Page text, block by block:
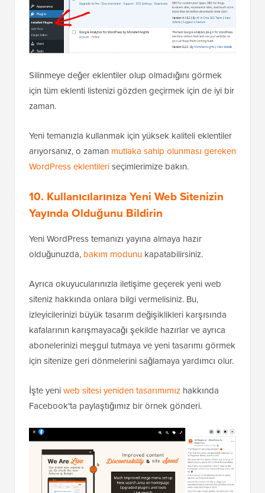
Silinmeye değer eklentiler olup olmadığını görmek
için tüm eklenti listenizi gözden geçirmek için de iyi bir
zaman.
Yeni temanızla kullanmak için yüksek kaliteli eklentiler
arıyorsanız, o zaman mutlaka sahip olunması gereken
WordPress eklentileriseçimlerimize bakın.
10. Kullanıcılarınıza Yeni Web Sitenizin
Yayında Olduğunu Bildirin
Yeni WordPress temanızı yayına almaya hazır
olduğunuzda, bakım modunu kapatabilirsiniz.
Ayrıca okuyucularınızla iletişime geçerek yeni web
siteniz hakkında onlara bilgi vermelisiniz. Bu,
izleyicilerinizi büyük tasarım değişiklikleri karşısında
kafalarının karışmayacağı şekilde hazırlar ve ayrıca
abonelerinizi meşgul tutmaya ve yeni tasarımı görmek
için sitenize geri dönmelerini sağlamaya yardımcı olur.
İşte yeniweb sitesi yeniden tasarımımız hakkında
Facebook'ta paylaştığımız bir örnek gönderi.